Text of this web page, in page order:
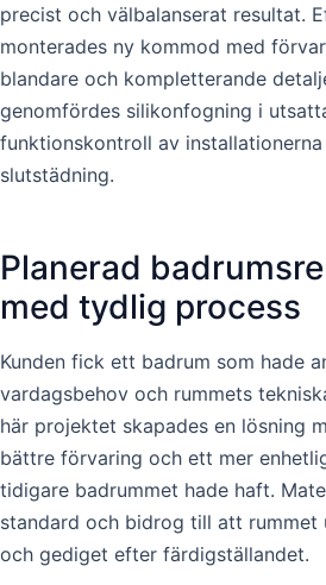
precist och välbalanserat resultat.
monterades ny kommod med
blandare och kompletterande
genomfördes silikonfogning i
funktionskontroll av
slutstädning.
Planerad
med tydlig process
Kunden fick ett badrum som hade
vardagsbehov och rummets
här projektet skapades en lösning
bättre förvaring och ett mer
tidigare badrummet hade haft.
standard och bidrog till att rummet
och gediget efter färdigställandet.